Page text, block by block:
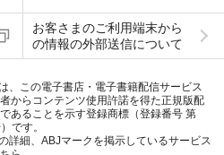
お客さまのご利用端末から
の情報の外部送信について
、この電子書店・電子書籍配信サービス
からコンテンツ使用許諾を得た正規版配
あることを示す登録商標（登録番号 第
です。
詳細、ABJマークを掲示しているサービス